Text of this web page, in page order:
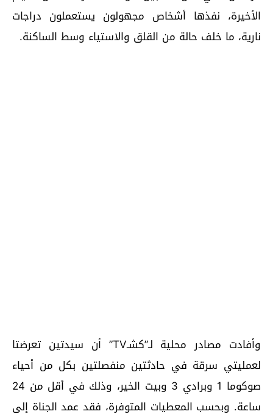
الأخيرة، نفذها أشخاص مجهولون يستعملون دراجات
نارية، ما خلف حالة من القلق والاستياء وسط الساكنة.
وأفادت مصادر محلية لـ”كشـTV” أن سيدتين تعرضتا
لعمليتي سرقة في حادثتين منفصلتين بكل من أحياء
صوكوما 1 وبرادي 3 وبيت الخير، وذلك في أقل من 24
ساعة. وبحسب المعطيات المتوفرة، فقد عمد الجناة إلى